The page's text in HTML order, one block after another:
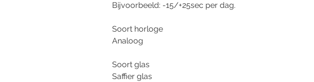
Bijvoorbeeld: -15/+25sec per dag.
Soort horloge
Analoog
Soort glas
Saffier glas